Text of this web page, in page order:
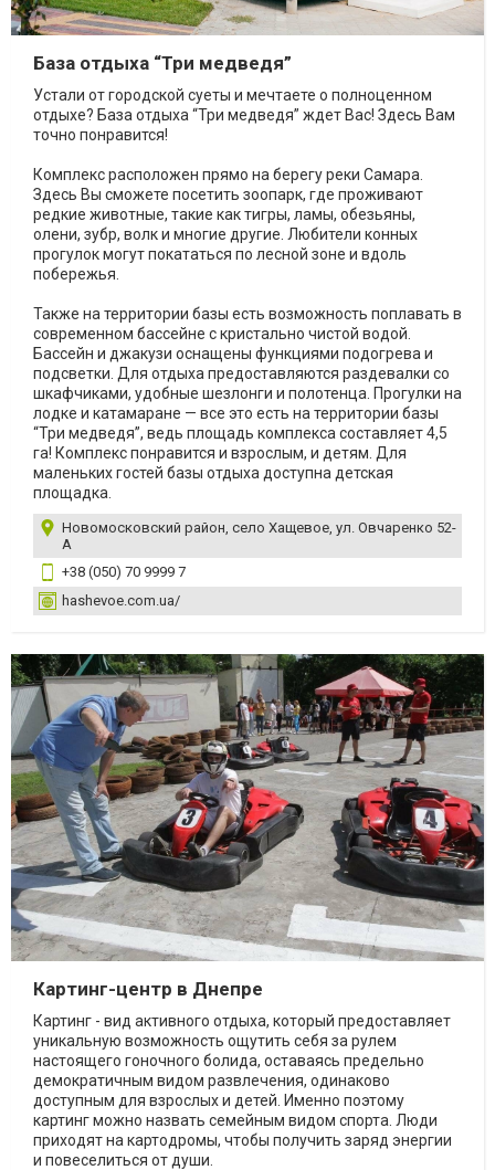
База отдыха “Три медведя”
Устали от городской суеты и мечтаете о полноценном
отдыхе? База отдыха “Три медведя” ждет Вас! Здесь Вам
точно понравится!
Комплекс расположен прямо на берегу реки Самара.
Здесь Вы сможете посетить зоопарк, где проживают
редкие животные, такие как тигры, ламы, обезьяны,
олени, зубр, волк и многие другие. Любители конных
прогулок могут покататься по лесной зоне и вдоль
побережья.
Также на территории базы есть возможность поплавать в
современном бассейне с кристально чистой водой.
Бассейн и джакузи оснащены функциями подогрева и
подсветки. Для отдыха предоставляются раздевалки со
шкафчиками, удобные шезлонги и полотенца. Прогулки на
лодке и катамаране — все это есть на территории базы
“Три медведя”, ведь площадь комплекса составляет 4,5
га! Комплекс понравится и взрослым, и детям. Для
маленьких гостей базы отдыха доступна детская
площадка.
Новомосковский район, село Хащевое, ул. Овчаренко 52-
А
+38 (050) 70 9999 7
hashevoe.com.ua/
Картинг-центр в Днепре
Картинг - вид активного отдыха, который предоставляет
уникальную возможность ощутить себя за рулем
настоящего гоночного болида, оставаясь предельно
демократичным видом развлечения, одинаково
доступным для взрослых и детей. Именно поэтому
картинг можно назвать семейным видом спорта. Люди
приходят на картодромы, чтобы получить заряд энергии
и повеселиться от души.